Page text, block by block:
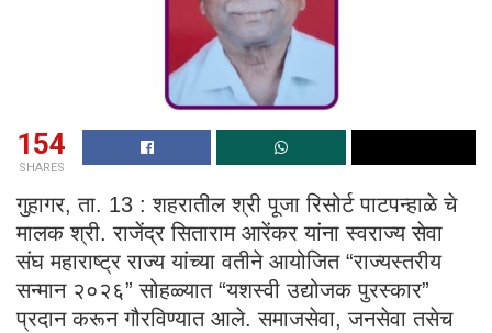
154
SHARES
गुहागर, ता. 13 : शहरातील श्री पूजा रिसोर्ट पाटपन्हाळे चे
मालक श्री. राजेंद्र सिताराम आरेंकर यांना स्वराज्य सेवा
संघ महाराष्ट्र राज्य यांच्या वतीने आयोजित “राज्यस्तरीय
सन्मान २०२६” सोहळ्यात “यशस्वी उद्योजक पुरस्कार”
प्रदान करून गौरविण्यात आले. समाजसेवा, जनसेवा तसेच